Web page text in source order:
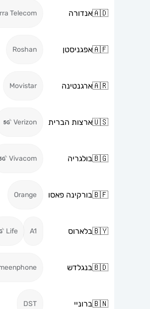
🇦🇩אנדורה Telecom
🇦🇫אפגניסטן Roshan
🇦🇷ארגנטינה Movistar
🇺🇸ארצות הברית Verizon
🇧🇬בולגריה Vivacom
🇧🇫בורקינה פאסו Orange
🇧🇾בלארוס A1
Life
🇧🇩בנגלדש
🇧🇳ברוניי DST